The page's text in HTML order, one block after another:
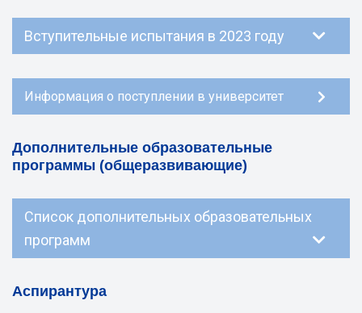
Вступительные испытания в 2023 году
Информация о поступлении в университет
Дополнительные образовательные
программы (общеразвивающие)
Список дополнительных образовательных
программ
Аспирантура